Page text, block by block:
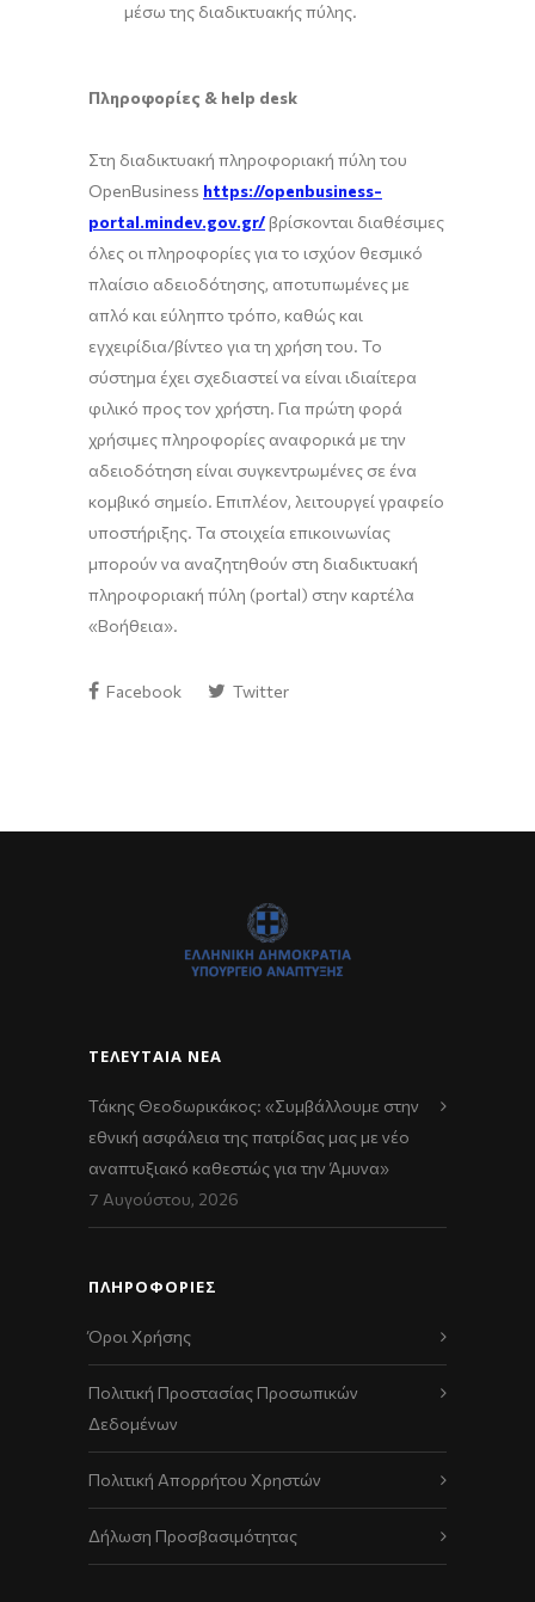
μέσω της διαδικτυακής πύλης.
Πληροφορίες & help desk
Στη διαδικτυακή πληροφοριακή πύλη του
OpenBusiness https://openbusiness-
portal.mindev.gov.gr/βρίσκονται διαθέσιμες
όλες οι πληροφορίες για το ισχύον θεσμικό
πλαίσιο αδειοδότησης, αποτυπωμένες με
απλό και εύληπτο τρόπο, καθώς και
εγχειρίδια/βίντεο για τη χρήση του. Το
σύστημα έχει σχεδιαστεί να είναι ιδιαίτερα
φιλικό προς τον χρήστη. Για πρώτη φορά
χρήσιμες πληροφορίες αναφορικά με την
αδειοδότηση είναι συγκεντρωμένες σε ένα
κομβικό σημείο. Επιπλέον, λειτουργεί γραφείο
υποστήριξης. Τα στοιχεία επικοινωνίας
μπορούν να αναζητηθούν στη διαδικτυακή
πληροφοριακή πύλη (portal) στην καρτέλα
«Βοήθεια».
Facebook Twitter
ΤΕΛΕΥΤΑΊΑ ΝΈΑ
Τάκης Θεοδωρικάκος: «Συμβάλλουμε στην
εθνική ασφάλεια της πατρίδας μας με νέο
αναπτυξιακό καθεστώς για την Άμυνα»
7 Αυγούστου, 2026
ΠΛΗΡΟΦΟΡΙΕΣ
Όροι Χρήσης
Πολιτική Προστασίας Προσωπικών
Δεδομένων
Πολιτική Απορρήτου Χρηστών
Δήλωση Προσβασιμότητας